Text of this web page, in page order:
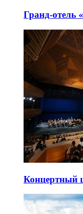
Гранд-отель
Концертный